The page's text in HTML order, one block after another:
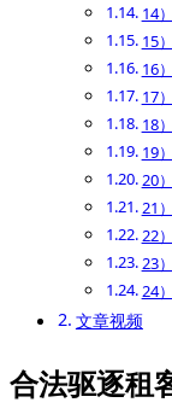
14
15
16
17
18
19
20
21
22
23
24
文章视频
合法驱逐租